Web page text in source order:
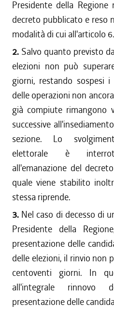
Presidente della
decreto pubblicato e reso
modalità di cui all'articolo 6.
2. Salvo quanto previsto
elezioni non può
giorni, restando sospesi
delle operazioni non
già compiute rimangono
successive
sezione. Lo
elettorale è
all'emanazione del
quale viene stabilito
stessa riprende.
3. Nel caso di decesso di
Presidente della
presentazione delle
delle elezioni, il rinvio non
centoventi giorni. In
all'integrale rinnovo
presentazione delle